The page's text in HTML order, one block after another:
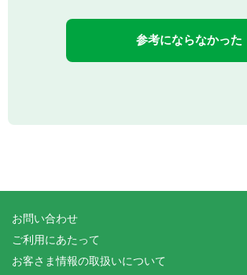
参考にならなかった
お問い合わせ
ご利用にあたって
お客さま情報の取扱いについて